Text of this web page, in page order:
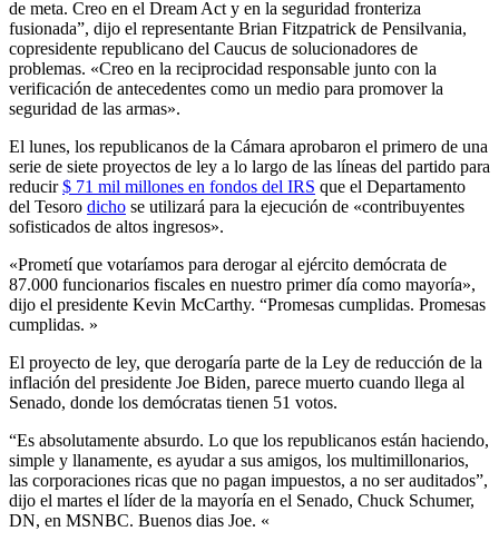
de meta. Creo en el Dream Act y en la seguridad fronteriza
fusionada”, dijo el representante Brian Fitzpatrick de Pensilvania,
copresidente republicano del Caucus de solucionadores de
problemas. «Creo en la reciprocidad responsable junto con la
verificación de antecedentes como un medio para promover la
seguridad de las armas».
El lunes, los republicanos de la Cámara aprobaron el primero de una
serie de siete proyectos de ley a lo largo de las líneas del partido para
reducir$ 71 mil millones en fondos del IRS que el Departamento
del Tesoro dicho se utilizará para la ejecución de «contribuyentes
sofisticados de altos ingresos».
«Prometí que votaríamos para derogar al ejército demócrata de
87.000 funcionarios fiscales en nuestro primer día como mayoría»,
dijo el presidente Kevin McCarthy. “Promesas cumplidas. Promesas
cumplidas. »
El proyecto de ley, que derogaría parte de la Ley de reducción de la
inflación del presidente Joe Biden, parece muerto cuando llega al
Senado, donde los demócratas tienen 51 votos.
“Es absolutamente absurdo. Lo que los republicanos están haciendo,
simple y llanamente, es ayudar a sus amigos, los multimillonarios,
las corporaciones ricas que no pagan impuestos, a no ser auditados”,
dijo el martes el líder de la mayoría en el Senado, Chuck Schumer,
DN, en MSNBC. Buenos dias Joe. «